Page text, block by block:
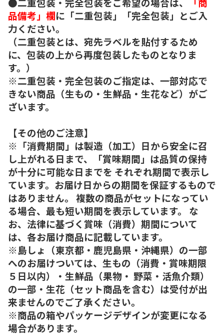
品備考」欄に「二重包装」「完全包装」とご入
力ください。
（二重包装とは、宛先ラベルを貼付するため
に、包装の上から再度包装したものとなりま
す。）
※二重包装・完全包装のご指定は、一部対応で
きない商品（生もの・生鮮品・生花など）がご
ざいます。
【その他のご注意】
※「消費期間」は製造（加工）日から安全に召
し上がれる日まで、「賞味期間」は品質の保持
が十分に可能な日までを それぞれ期間で表示し
ています。お届け日からの期間を保証するもので
はありません。 複数の商品がセットになってい
る場合、最も短い期間を表示しています。 な
お、法律に基づく賞味（消費）期間について
は、各お届け商品に記載しています。
※島しょ（東京都・鹿児島県・沖縄県）の一部
へのお届けついては、生もの（消費・賞味期限
５日以内）・生鮮品（果物・ 野菜・活魚介類）
の一部・生花（セット商品を含む）は受付が出
来ませんのでご了承ください。
※商品の箱やパッケージデザインが変更になる
場合があります。